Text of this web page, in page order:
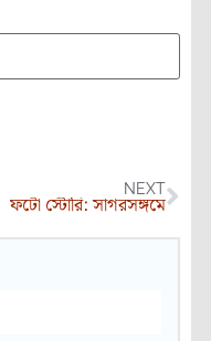
NEXT
ফটো স্টোরি: সাগরসঙ্গমে